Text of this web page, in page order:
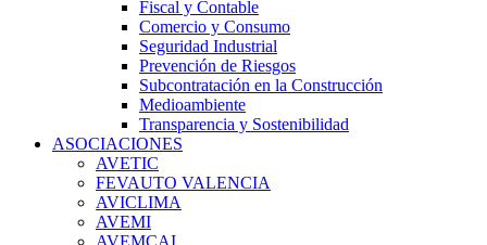
Fiscal y Contable
Comercio y Consumo
Seguridad Industrial
Prevención de Riesgos
Subcontratación en la Construcción
Medioambiente
Transparencia y Sostenibilidad
ASOCIACIONES
AVETIC
FEVAUTO VALENCIA
AVICLIMA
AVEMI
AVEMCAI